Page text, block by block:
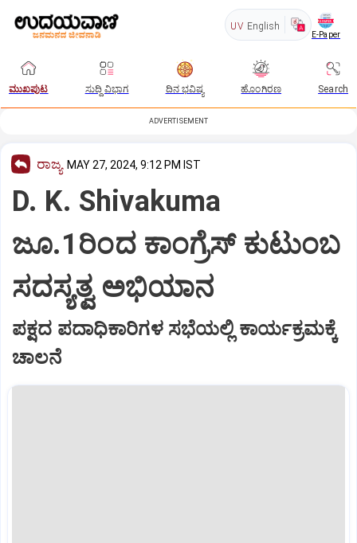
UV English
E-Paper
ಮುಖಪುಟ ಸುದ್ದಿ ವಿಭಾಗ ದಿನ ಭವಿಷ್ಯ ಹೊಂಗಿರಣ Search
ADVERTISEMENT
ರಾಜ್ಯ MAY 27, 2024, 9:12 PM IST
D. K. Shivakuma
ಜೂ.1ರಿಂದ ಕಾಂಗ್ರೆಸ್‌ ಕುಟುಂಬ
ಸದಸ್ಯತ್ವ ಅಭಿಯಾನ
ಪಕ್ಷದ ಪದಾಧಿಕಾರಿಗಳ ಸಭೆಯಲ್ಲಿ ಕಾರ್ಯಕ್ರಮಕ್ಕೆ
ಚಾಲನೆ